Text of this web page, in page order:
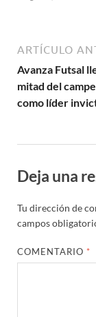
ARTÍCULO
Avanza Futsal
mitad del
como líder
Deja una
Tu dirección de
campos
COMENTARIO *